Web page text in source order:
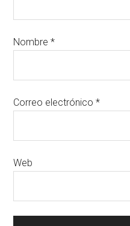
Nombre*
Correo electrónico*
Web